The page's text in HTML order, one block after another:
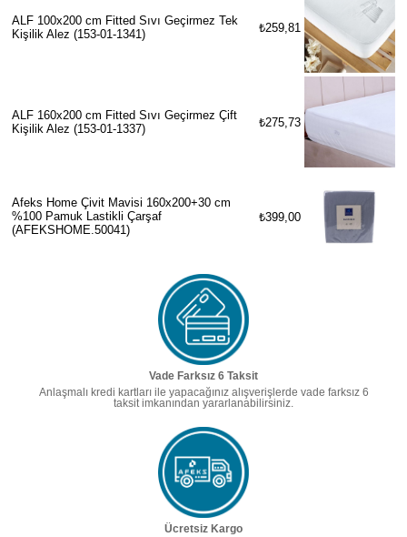
ALF 100x200 cm Fitted Sıvı Geçirmez Tek
Kişilik Alez (153-01-1341)
₺259,81
ALF 160x200 cm Fitted Sıvı Geçirmez Çift
Kişilik Alez (153-01-1337)
₺275,73
Afeks Home Çivit Mavisi 160x200+30 cm
%100 Pamuk Lastikli Çarşaf
(AFEKSHOME.50041)
₺399,00
Vade Farksız 6 Taksit
Anlaşmalı kredi kartları ile yapacağınız alışverişlerde vade farksız 6
taksit imkanından yararlanabilirsiniz.
Ücretsiz Kargo